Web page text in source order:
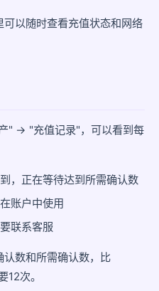
可以随时查看充值状态和网络
" → "充值记录"，可以看到每
，正在等待达到所需确认数
账户中使用
联系客服
数和所需确认数，比
次。